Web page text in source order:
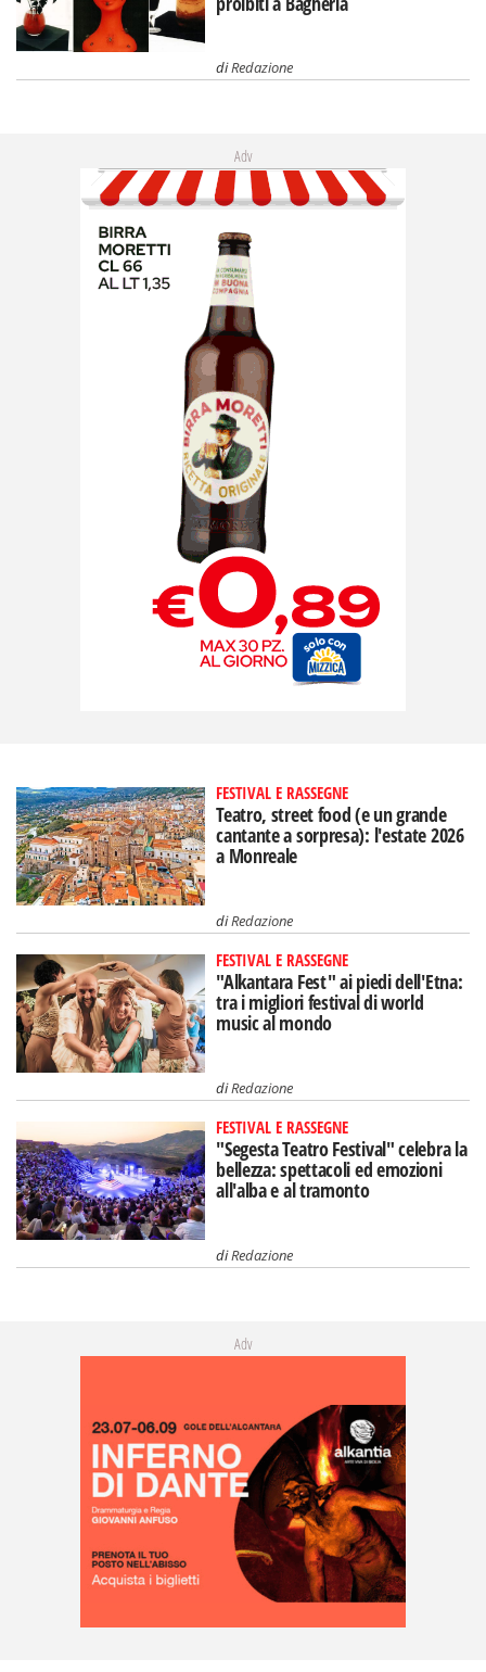
diRedazione
Adv
FESTIVAL E RASSEGNE
Teatro, street food (e un grande
cantante a sorpresa): l'estate 2026
a Monreale
diRedazione
FESTIVAL E RASSEGNE
"Alkantara Fest" ai piedi dell'Etna:
tra i migliori festival di world
music al mondo
diRedazione
FESTIVAL E RASSEGNE
"Segesta Teatro Festival" celebra la
bellezza: spettacoli ed emozioni
all'alba e al tramonto
diRedazione
Adv